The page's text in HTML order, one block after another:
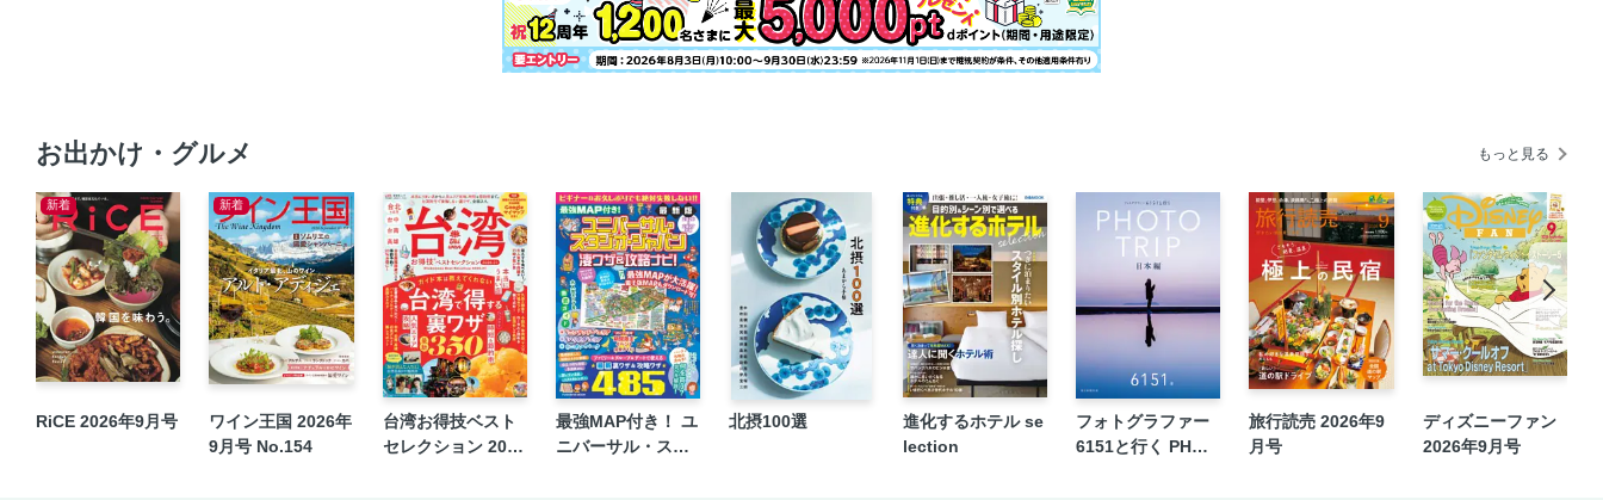
喫茶東京郊外（亀戸）
つろぎ（大阪・熊取）
【特別付録 ブックインブック】Part 4：もしも私が喫茶店を開くなら 「じぶ
んジカン喫茶室」開業ストーリー
お出かけ・グルメ もっと見る
新着
RiCE 2026年9月号
新着
ワイン王国 2026年
9月号 No.154
台湾お得技ベスト
セレクション 2026
最強MAP付き！ ユ
ニバーサル・スタ
北摂100選
進化するホテル se
lection
フォトグラファー
6151と行く PHOT
旅行読売 2026年9
月号
ディズニーファン
2026年9月号